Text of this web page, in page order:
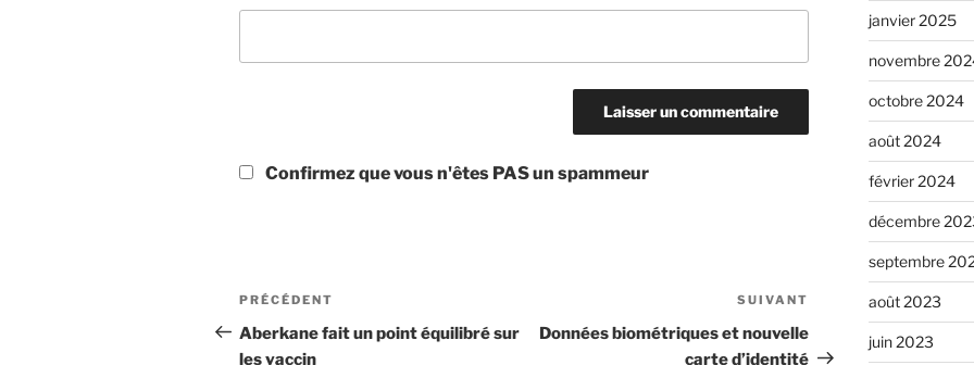
Confirmez que vous n'êtes PAS un spammeur
Navigation
de
Article
précédent
PRÉCÉDENT
Aberkane fait un point équilibré sur
les vaccin
suivant
SUIVANT
Données biométriques et nouvelle
carte d’identité
janvier 2025
novembre
octobre 2024
août 2024
février 2024
décembre
septembre
août 2023
juin 2023